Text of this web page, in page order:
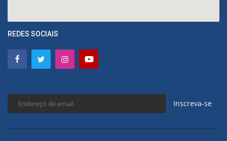
REDES SOCIAIS
Inscreva-se